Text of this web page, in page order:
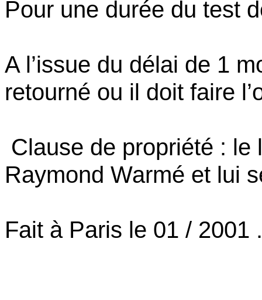
Pour une durée du test
A l’issue du délai de 1
retourné ou il doit faire
Clause de propriété :
Raymond Warmé et lui
Fait à Paris le 01 / 2001 .